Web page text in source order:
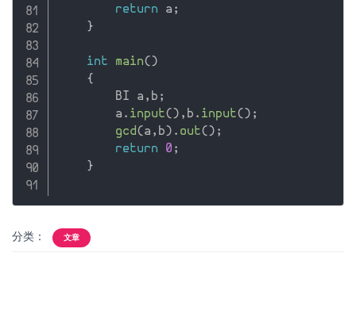
return a ;
}
int main()
{
        BI a
, b ;
        a
. input() , b . input() ;
gcd(a , b) . out() ;
return
0 ;
}
分类： 文章